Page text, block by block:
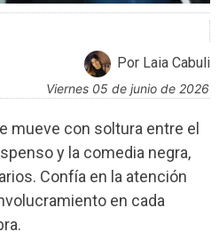
Por Laia Cabuli
viernes 05 de junio de 2026
mueve con soltura entre el
y la comedia negra,
Confía en la atención
en cada